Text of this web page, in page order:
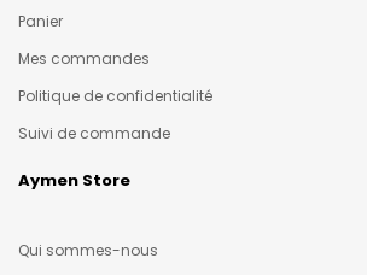
Panier
Mes commandes
Politique de confidentialité
Suivi de commande
Aymen Store
Qui sommes-nous